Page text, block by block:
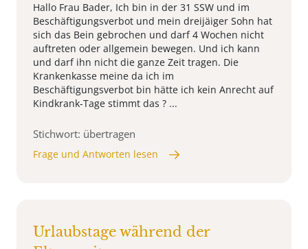
Hallo Frau Bader, Ich bin in der 31 SSW und im
Beschäftigungsverbot und mein dreijäiger Sohn hat
sich das Bein gebrochen und darf 4 Wochen nicht
auftreten oder allgemein bewegen. Und ich kann
und darf ihn nicht die ganze Zeit tragen. Die
Krankenkasse meine da ich im
Beschäftigungsverbot bin hätte ich kein Anrecht auf
Kindkrank-Tage stimmt das ? ...
Stichwort: übertragen
Frage und Antworten lesen
Urlaubstage während der